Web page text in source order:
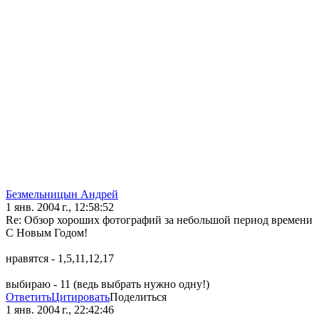
Безмельницын Андрей
1 янв. 2004 г., 12:58:52
Re: Обзор хороших фотографий за небольшой период времени
С Новым Годом!
нравятся - 1,5,11,12,17
выбираю - 11 (ведь выбрать нужно одну!)
ОтветитьЦитироватьПоделиться
1 янв. 2004 г., 22:42:46